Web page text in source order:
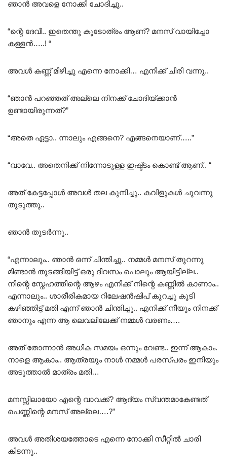
ഞാൻ അവളെ നോക്കി ചോദിച്ചു..
“ന്റെ ദേവീ.. ഇതെന്തു കൂടോത്രം ആണ്? മനസ് വായിച്ചോ
കള്ളൻ…..! “
അവൾ കണ്ണ് മിഴിച്ചു എന്നെ നോക്കി… എനിക്ക് ചിരി വന്നു..
“ഞാൻ പറഞ്ഞത് അല്ലെ നിനക്ക് ചോദിയ്ക്കാൻ
ഉണ്ടായിരുന്നത്?”
“അതെ ഏട്ടാ.. ന്നാലും എങ്ങനെ? എങ്ങനെയാണ്…..”
“വാവേ.. അതെനിക്ക് നിന്നോടുള്ള ഇഷ്ട്ടം കൊണ്ട് ആണ്.. “
അത് കേട്ടപ്പോൾ അവൾ തല കുനിച്ചു.. കവിളുകൾ ചുവന്നു
തുടുത്തു..
ഞാൻ തുടർന്നു..
“എന്നാലും.. ഞാൻ ഒന്ന് ചിന്തിച്ചു.. നമ്മൾ മനസ് തുറന്നു
മിണ്ടാൻ തുടങ്ങിയിട്ട് ഒരു ദിവസം പൊലും ആയിട്ടില്ല..
നിന്റെ സ്നേഹത്തിന്റെ ആഴം എനിക്ക് നിന്റെ കണ്ണിൽ കാണാം..
എന്നാലും.. ശാരീരികമായ റിലേഷൻഷിപ് കുറച്ചു കൂടി
കഴിഞ്ഞിട്ട് മതി എന്ന് ഞാൻ ചിന്തിച്ചു.. എനിക്ക് നീയും നിനക്ക്
ഞാനും എന്ന ആ ലെവലിലേക്ക് നമ്മൾ വരണം….
അത് തോന്നാൻ അധിക സമയം ഒന്നും വേണ്ട.. ഇന്ന് ആകാം.
നാളെ ആകാം.. ആത്രയും നാൾ നമ്മൾ പരസ്പരം ഇനിയും
അടുത്താൽ മാത്രം മതി…
മനസ്സിലായോ എന്റെ വാവക്ക്? ആദ്യം സ്വന്തമാകേണ്ടത്
പെണ്ണിന്റെ മനസ് അല്ലെ….?”
അവൾ അതിശയത്തോടെ എന്നെ നോക്കി സീറ്റിൽ ചാരി
കിടന്നു..